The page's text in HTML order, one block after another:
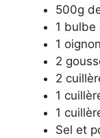
500g
1 bulbe
1 oignon
2
2
1
1
Sel et